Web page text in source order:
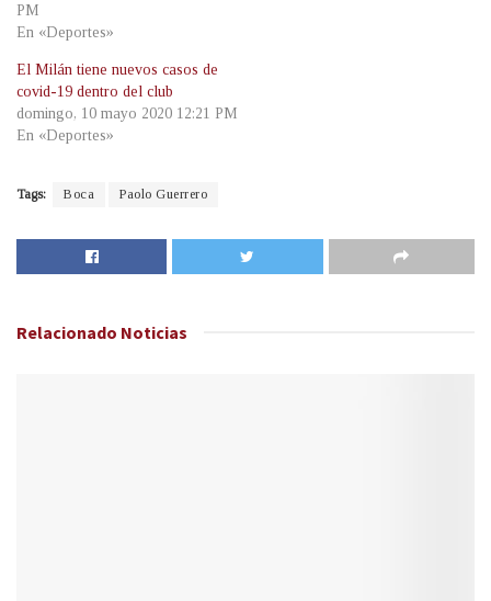
PM
En «Deportes»
El Milán tiene nuevos casos de
covid-19 dentro del club
domingo, 10 mayo 2020 12:21 PM
En «Deportes»
Tags: Boca Paolo Guerrero
Relacionado Noticias